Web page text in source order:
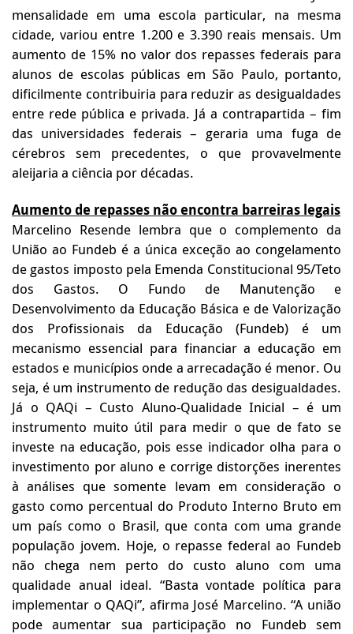
mensalidade em uma escola particular, na mesma
cidade, variou entre 1.200 e 3.390 reais mensais. Um
aumento de 15% no valor dos repasses federais para
alunos de escolas públicas em São Paulo, portanto,
dificilmente contribuiria para reduzir as desigualdades
entre rede pública e privada. Já a contrapartida – fim
das universidades federais – geraria uma fuga de
cérebros sem precedentes, o que provavelmente
aleijaria a ciência por décadas.
Aumento de repasses não encontra barreiras legais
Marcelino Resende lembra que o complemento da
União ao Fundeb é a única exceção ao congelamento
de gastos imposto pela Emenda Constitucional 95/Teto
dos Gastos. O Fundo de Manutenção e
Desenvolvimento da Educação Básica e de Valorização
dos Profissionais da Educação (Fundeb) é um
mecanismo essencial para financiar a educação em
estados e municípios onde a arrecadação é menor. Ou
seja, é um instrumento de redução das desigualdades.
Já o QAQi – Custo Aluno-Qualidade Inicial – é um
instrumento muito útil para medir o que de fato se
investe na educação, pois esse indicador olha para o
investimento por aluno e corrige distorções inerentes
à análises que somente levam em consideração o
gasto como percentual do Produto Interno Bruto em
um país como o Brasil, que conta com uma grande
população jovem. Hoje, o repasse federal ao Fundeb
não chega nem perto do custo aluno com uma
qualidade anual ideal. “Basta vontade política para
implementar o QAQi”, afirma José Marcelino. “A união
pode aumentar sua participação no Fundeb sem